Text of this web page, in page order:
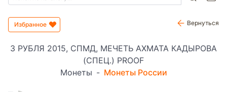
Избранное Вернуться
3 РУБЛЯ 2015, СПМД, МЕЧЕТЬ АХМАТА КАДЫРОВА
(СПЕЦ.) PROOF
Монеты - Монеты России